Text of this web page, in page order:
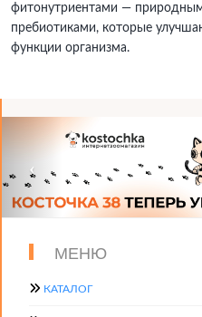
фитонутриентами —
пребиотиками, которые
функции организма.
МЕНЮ
КАТАЛОГ